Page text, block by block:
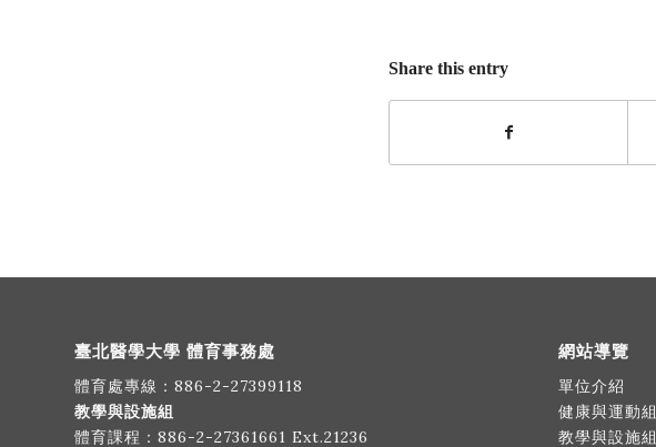
Share this entry
臺北醫學大學 體育事務處
體育處專線： 886-2-27399118
教學與設施組
體育課程： 886-2-27361661 Ext.21236
網站導覽
單位介紹
健康與運動組
教學與設施組